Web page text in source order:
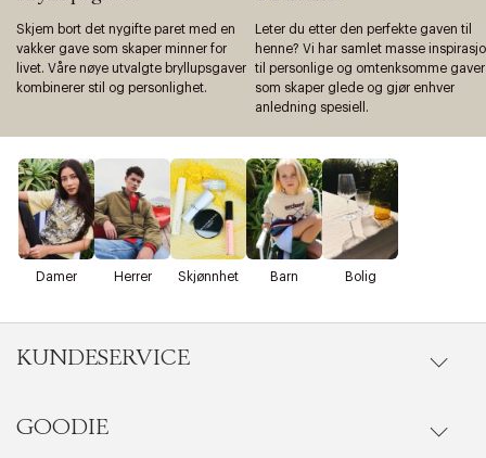
Skjem bort det nygifte paret med en
vakker gave som skaper minner for
livet. Våre nøye utvalgte bryllupsgaver
kombinerer stil og personlighet.
Leter du etter den perfekte gaven til
henne? Vi har samlet masse
til personlige og omtenksomme gaver
som skaper glede og gjør enhver
anledning spesiell.
Damer Herrer Skjønnhet Barn Bolig
KUNDESERVICE
Gå til kundeservice
GOODIE